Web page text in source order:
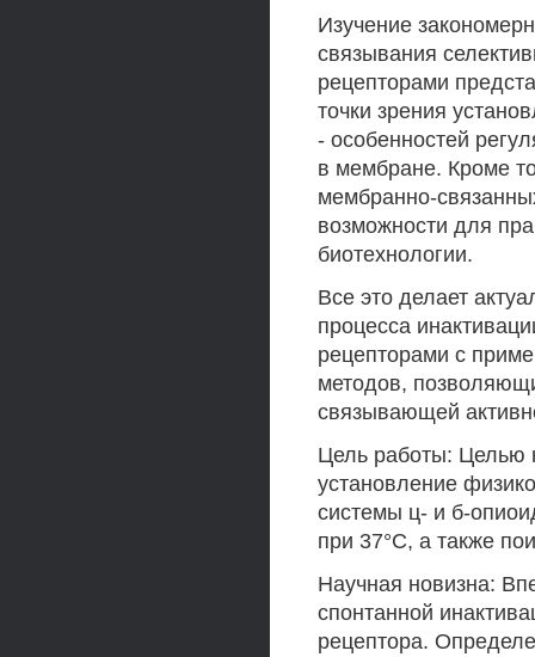
Изучение
связывания
рецепторами
точки зрения
- особенностей
в мембране. Кроме
мембранно-
возможности для
биотехнологии.
Все это делает
процесса
рецепторами с
методов,
связывающей
Цель работы: Целью
установление
системы ц- и б-
при 37°С, а также
Научная новизна:
спонтанной
рецептора.